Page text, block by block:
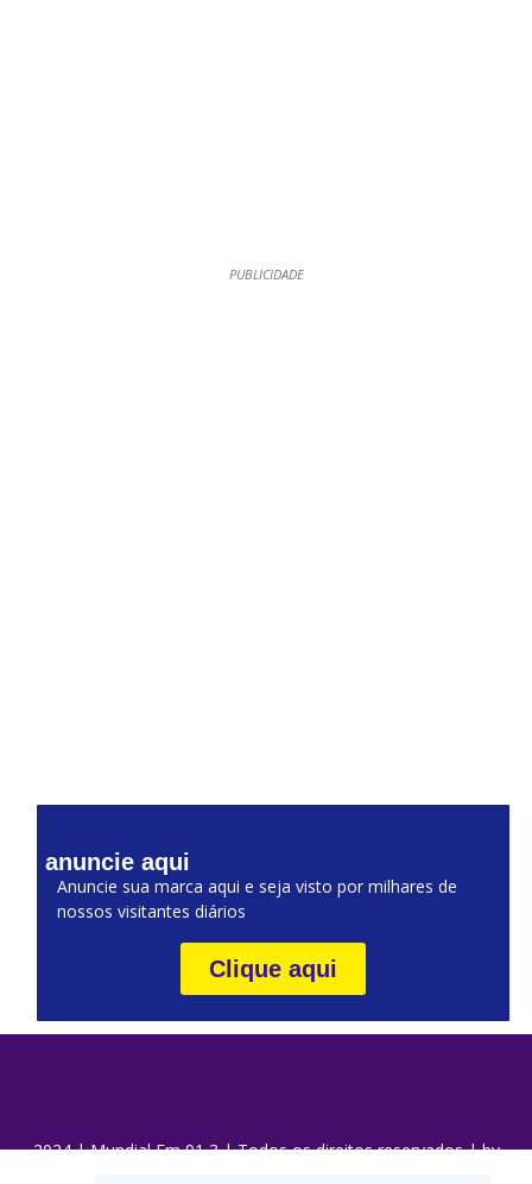
PUBLICIDADE
anuncie aqui
Anuncie sua marca aqui e seja visto por milhares de
nossos visitantes diários
Clique aqui
2024 | Mundial Fm 91,3 | Todos os direitos reservados | by